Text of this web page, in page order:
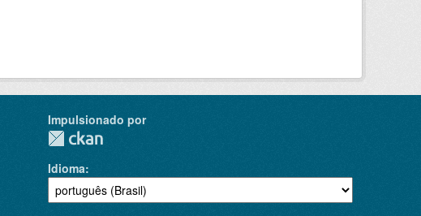
Impulsionado por
Idioma